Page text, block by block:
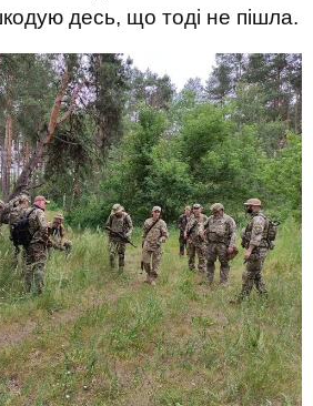
десь, що тоді не пішла.